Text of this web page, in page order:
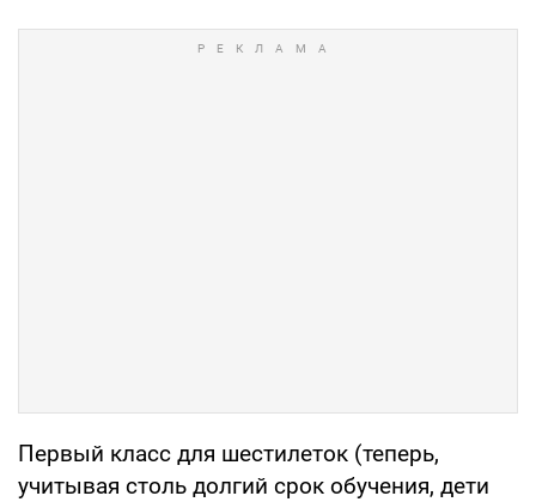
Первый класс для шестилеток (теперь,
учитывая столь долгий срок обучения, дети